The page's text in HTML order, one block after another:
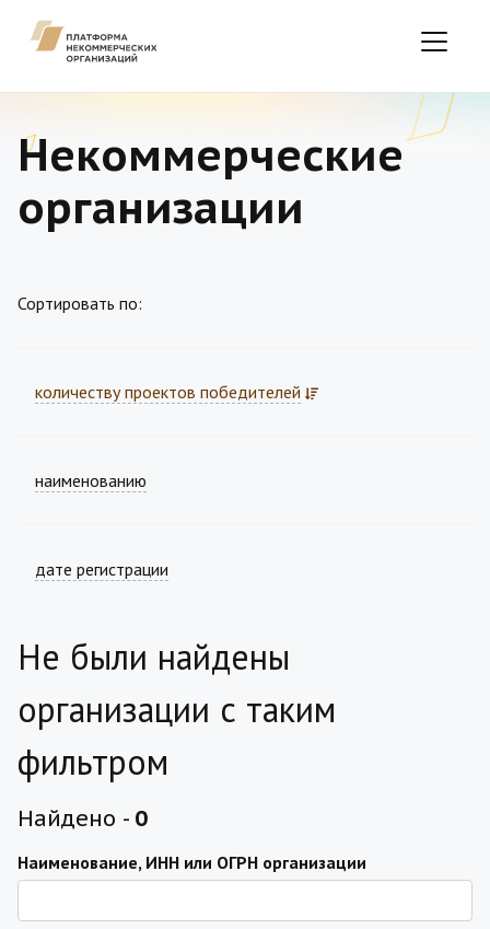
Некоммерческие
организации
Сортировать по:
количеству проектов победителей
наименованию
дате регистрации
Не были найдены
организации с таким
фильтром
Найдено - 0
Наименование, ИНН или ОГРН организации